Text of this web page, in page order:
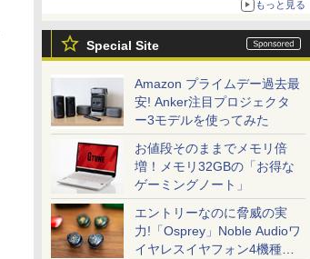
もっと見る
Special Site
Amazon プライムデー過去最
安! Anker注目プロジェクタ
ー3モデルを使ってみた
お値段そのままでメモリ倍
増！メモリ32GBの「お得な
ゲーミングノート」
エントリーなのに脅威の実
力!「Osprey」Noble Audioワ
イヤレスイヤフォン4機種を